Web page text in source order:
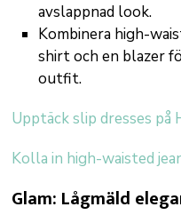
avslappnad look.
Kombinera high-
shirt och en blazer
outfit.
Upptäck slip dresses på
Kolla in high-waisted
Glam: Lågmäld